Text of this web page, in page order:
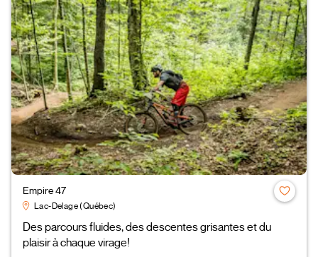
Empire 47
Lac-Delage (Québec)
Des parcours fluides, des descentes grisantes et du
plaisir à chaque virage!